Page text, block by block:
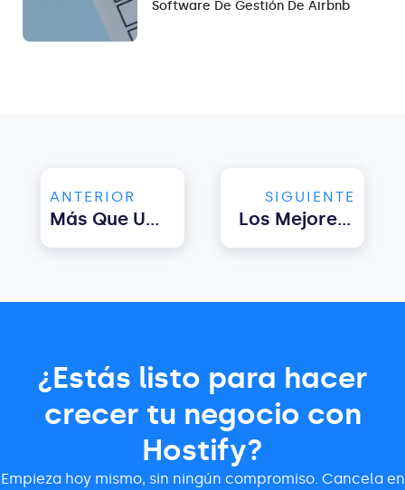
Software De Gestión De Airbnb
ANTERIOR
Más Que Una Simple Estancia: Las 10 Mejores Casas De Alquiler
SIGUIENTE
Los Mejores Podcasts Para Gestores De Propiedades
¿Estás listo para hacer
crecer tu negocio con
Hostify?
Empieza hoy mismo, sin ningún compromiso. Cancela en